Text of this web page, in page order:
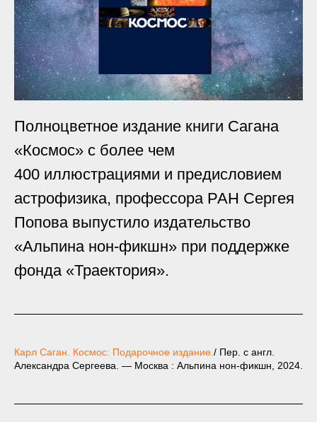
Полноцветное издание книги Сагана
«Космос» с более чем
400 иллюстрациями и предисловием
астрофизика, профессора РАН Сергея
Попова выпустило издательство
«Альпина нон-фикшн» при поддержке
фонда «Траектория».
Карл Саган. Космос: Подарочное издание./ Пер. с англ.
Александра Сергеева. — Москва : Альпина нон-фикшн, 2024.